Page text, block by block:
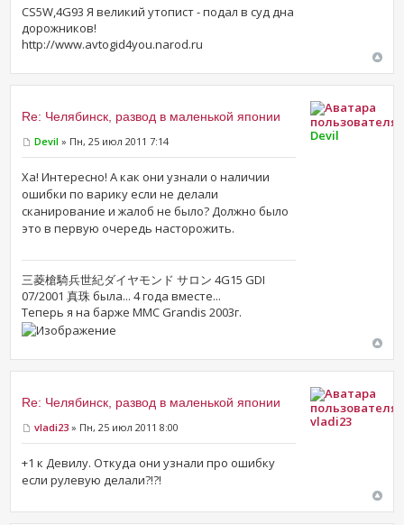
CS5W,4G93 Я великий утопист - подал в суд дна
дорожников!
http://www.avtogid4you.narod.ru
Re: Челябинск, развод в маленькой японии
Devil » Пн, 25 июл 2011 7:14
Ха! Интересно! А как они узнали о наличии
ошибки по варику если не делали
сканирование и жалоб не было? Должно было
это в первую очередь насторожить.
三菱槍騎兵世紀ダイヤモンド サロン 4G15 GDI
07/2001 真珠 была... 4 года вместе...
Теперь я на барже MMC Grandis 2003г.
Devil
Re: Челябинск, развод в маленькой японии
vladi23 » Пн, 25 июл 2011 8:00
+1 к Девилу. Откуда они узнали про ошибку
если рулевую делали?!?!
vladi23